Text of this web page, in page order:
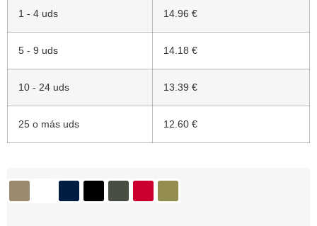
1 - 4 uds 14.96 €
5 - 9 uds 14.18 €
10 - 24 uds 13.39 €
25 o más uds 12.60 €